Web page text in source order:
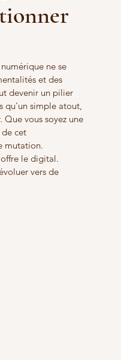
ne se
et des
devenir un pilier
qu'un simple atout,
vous soyez une
cet
mutation.
le digital.
vers de